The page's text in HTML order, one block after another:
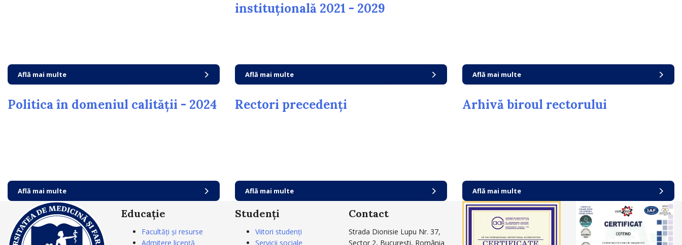
Află mai multe
instituțională 2021 - 2029
Află mai multe Află mai multe
Politica în domeniul calității - 2024
Află mai multe
Rectori precedenți
Află mai multe
Arhivă biroul rectorului
Află mai multe
Educație
Facultăți și resurse
Admitere licență
Studenți
Viitori studenți
Servicii sociale
Contact
Strada Dionisie Lupu Nr. 37,
Sector 2, București, România